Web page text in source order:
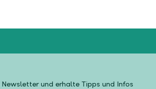
Newsletter und erhalte Tipps und Infos